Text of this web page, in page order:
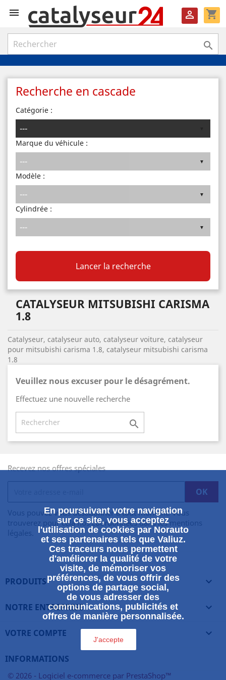
 shopping_cart


Recherche en cascade
Catégorie :
Marque du véhicule :
Modèle :
Cylindrée :
Lancer la recherche
CATALYSEUR MITSUBISHI CARISMA
1.8
Catalyseur, catalyseur auto, catalyseur voiture, catalyseur
pour mitsubishi carisma 1.8, catalyseur mitsubishi carisma
1.8
Veuillez nous excuser pour le désagrément.
Effectuez une nouvelle recherche

Recevez nos offres spéciales
Vous pouvez vous désabonner à tout moment. Vous
trouverez pour cela nos coordonnées dans les mentions
légales.
PRODUITS 
NOTRE ENTREPRISE 
VOTRE COMPTE 
INFORMATIONS
En poursuivant votre navigation
sur ce site, vous acceptez
l'utilisation de cookies par Norauto
et ses partenaires tels que Valiuz.
Ces traceurs nous permettent
d'améliorer la qualité de votre
visite, de mémoriser vos
préférences, de vous offrir des
options de partage social,
de vous adresser des
communications, publicités et
offres de manière personnalisée.
J'accepte
© 2026 - Logiciel e-commerce par PrestaShop™